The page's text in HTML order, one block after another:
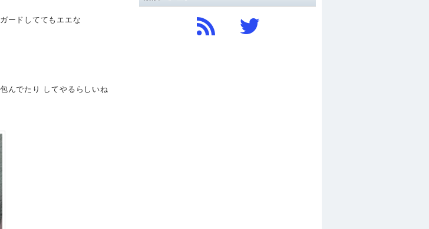
ードしててもエエな
んでたり してやるらしいね